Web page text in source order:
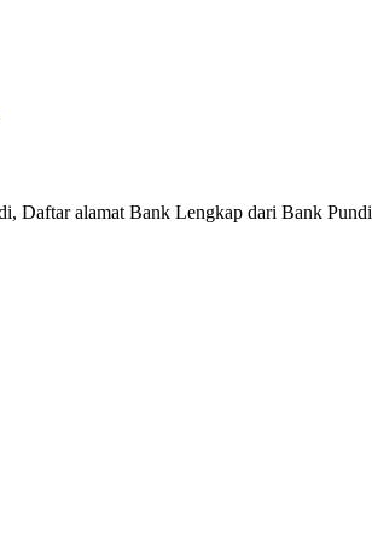
Daftar alamat Bank Lengkap dari Bank Pundi